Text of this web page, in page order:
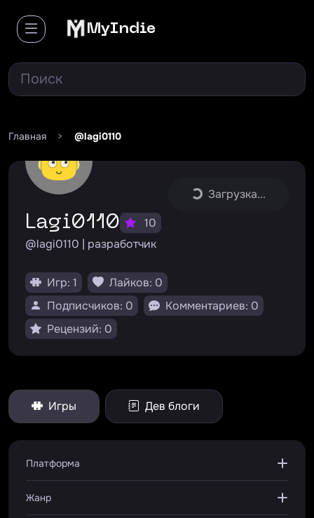
MyIndie
Главная > @lagi0110
Загрузка...
Lagi0110
10
@lagi0110 | разработчик
Игр: 1
Лайков: 0
Подписчиков: 0
Комментариев: 0
Рецензий: 0
Игры Дев блоги
Платформа
Жанр